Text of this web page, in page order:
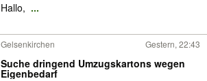
Hallo, ...
Gelsenkirchen Gestern, 22:43
Suche dringend Umzugskartons wegen
Eigenbedarf